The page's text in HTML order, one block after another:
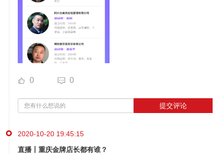
0 0
提交评论
2020-10-20 19:45:15
直播丨重庆金牌店长都有谁？